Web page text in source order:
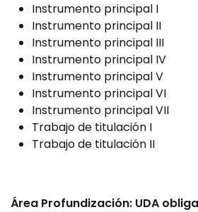
Instrumento principal I
Instrumento principal II
Instrumento principal III
Instrumento principal IV
Instrumento principal V
Instrumento principal VI
Instrumento principal VII
Trabajo de titulación I
Trabajo de titulación II
Área Profundización: UDA